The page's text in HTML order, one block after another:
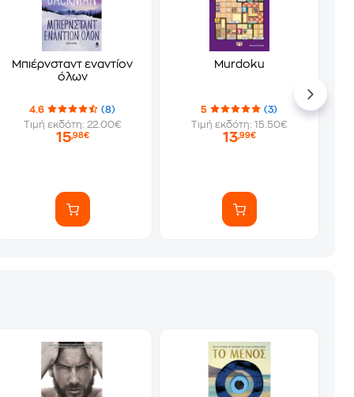
Μπιέρνσταντ εναντίον
όλων
4.6
(8)
Τιμή εκδότη: 22.00€
15,98€
Murdoku
5
(3)
Τιμή εκδότη: 15.50€
13,99€